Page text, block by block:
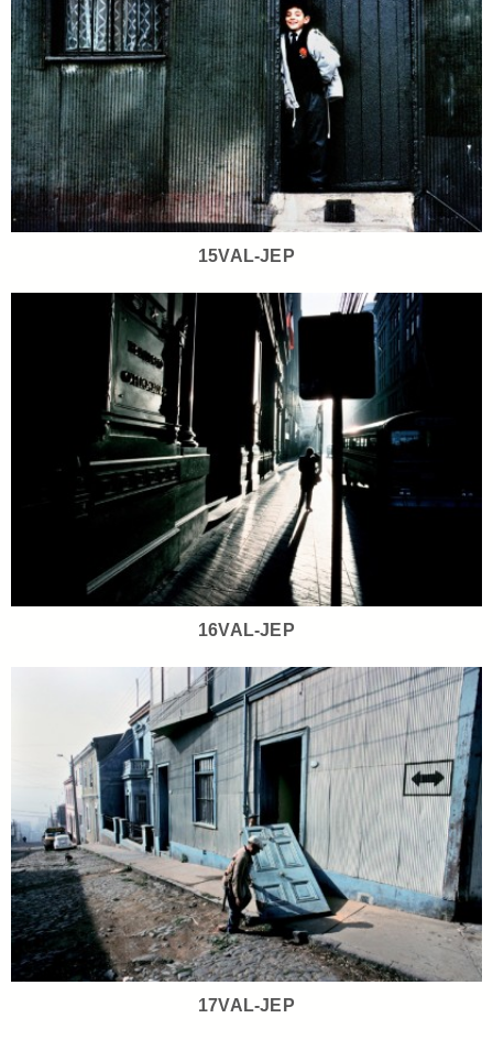
15VAL-JEP
16VAL-JEP
17VAL-JEP